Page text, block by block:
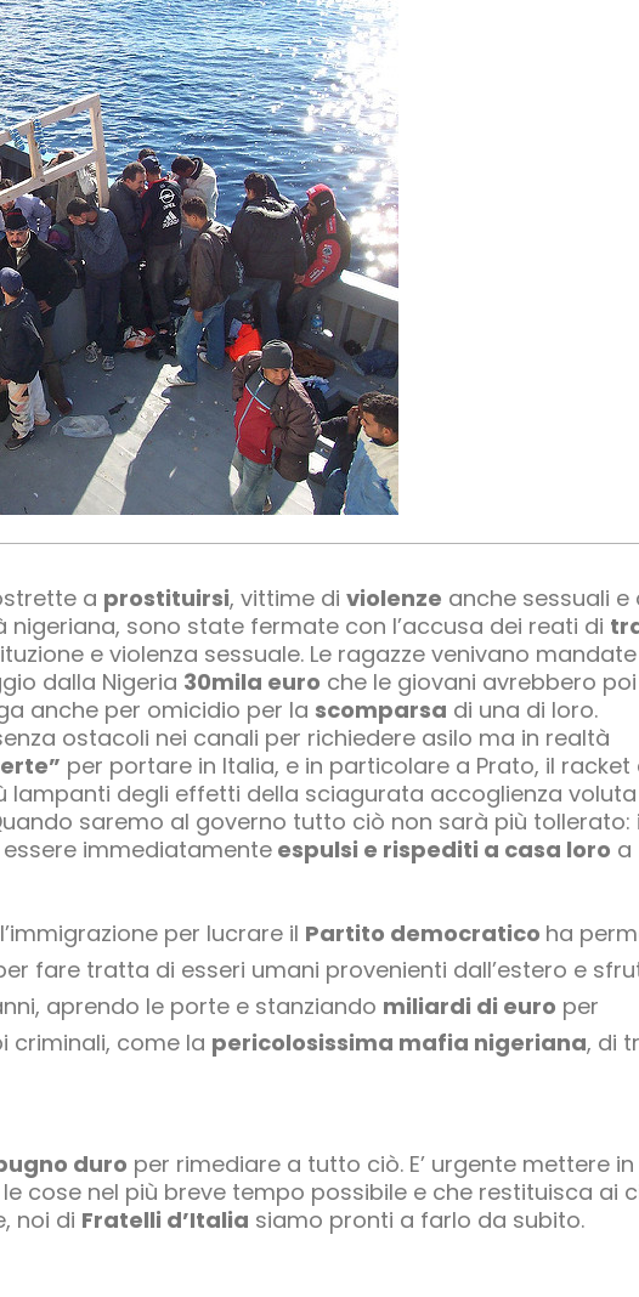
a prostituirsi, vittime di violenze anche sessuali e
sono state fermate con l’accusa dei reati di
e violenza sessuale. Le ragazze venivano
dalla Nigeria 30mila euro che le giovani avrebbero poi
anche per omicidio per la scomparsa di una di loro.
ostacoli nei canali per richiedere asilo ma in realtà
per portare in Italia, e in particolare a Prato, il racket
lampanti degli effetti della sciagurata accoglienza
saremo al governo tutto ciò non sarà più tollerato: i
immediatamente espulsi e rispediti a casa loro a
per lucrare il Partito democratico ha
fare tratta di esseri umani provenienti dall’estero e
aprendo le porte e stanziando miliardi di euro per
criminali, come la pericolosissima mafia nigeriana, di
duro per rimediare a tutto ciò. E’ urgente mettere in
cose nel più breve tempo possibile e che restituisca ai
noi di Fratelli d’Italia siamo pronti a farlo da subito.